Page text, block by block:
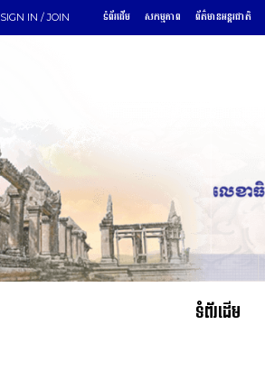
SIGN IN / JOIN ទំព័រដើម សកម្មភាព ព័ត៌មានអន្តរជាតិ
ទំព័រដើម